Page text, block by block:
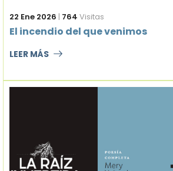
22 Ene 2026 | 764 Visitas
El incendio del que venimos
LEER MÁS